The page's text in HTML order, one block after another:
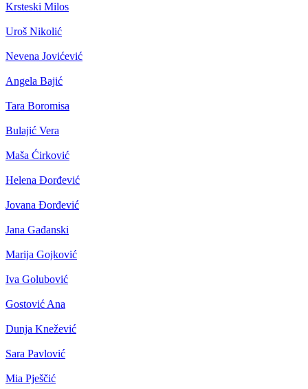
Krsteski Milos
Uroš Nikolić
Nevena Jovićević
Angela Bajić
Tara Boromisa
Bulajić Vera
Maša Ćirković
Helena Đorđević
Jovana Đorđević
Jana Gađanski
Marija Gojković
Iva Golubović
Gostović Ana
Dunja Knežević
Sara Pavlović
Mia Pješčić